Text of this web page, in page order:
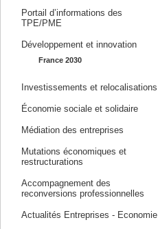
Portail d’informations des
TPE/PME
Développement et innovation
France 2030
Investissements et relocalisations
Économie sociale et solidaire
Médiation des entreprises
Mutations économiques et
restructurations
Accompagnement des
reconversions professionnelles
Actualités Entreprises - Economie